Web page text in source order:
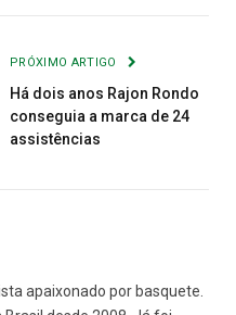
PRÓXIMO ARTIGO
Há dois anos Rajon Rondo
conseguia a marca de 24
assistências
apaixonado por basquete.